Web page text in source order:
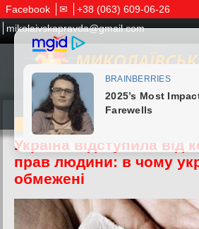
Facebook ✉
+38 (063) 609-06-26
mikolaivskapravda@gmail.com
29.04.2024
Україна відступила від
прав людини: в чому
обмежені